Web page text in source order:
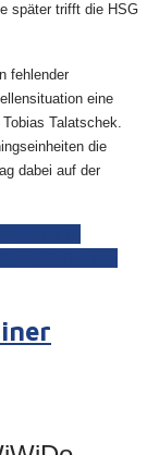
später trifft die HSG
fehlender
eine
Talatschek.
die
dabei auf der